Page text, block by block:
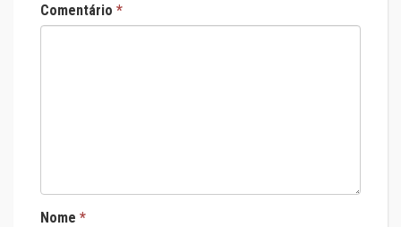
Comentário *
Nome *